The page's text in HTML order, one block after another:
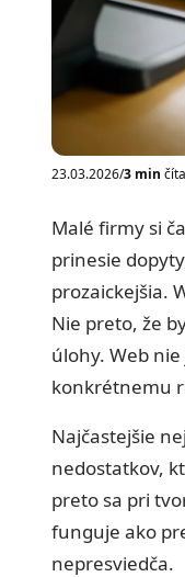
23.03.2026/3 min
Malé firmy si
prinesie
prozaickejšia.
Nie preto, že
úlohy. Web
konkrétnemu
Najčastejšie
nedostatkov,
preto sa pri
funguje ako
nepresviedča.